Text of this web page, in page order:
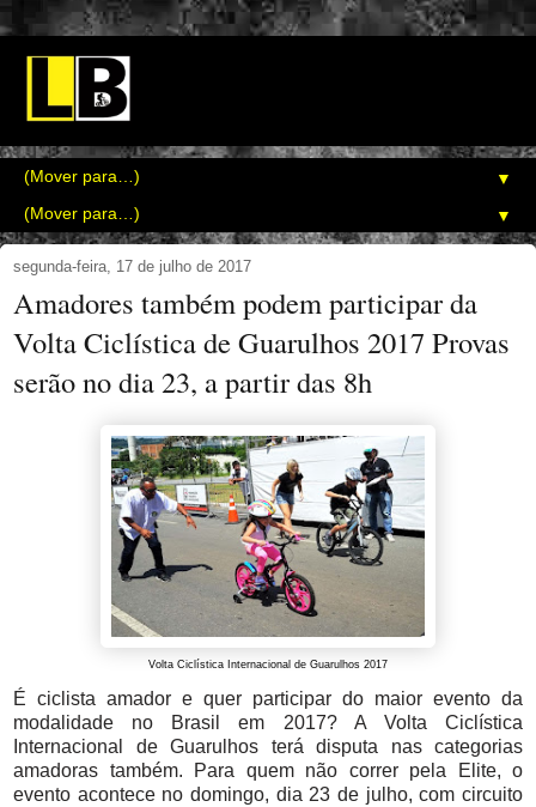
▼
▼
segunda-feira, 17 de julho de 2017
Amadores também podem participar da
Volta Ciclística de Guarulhos 2017 Provas
serão no dia 23, a partir das 8h
Volta Ciclística Internacional de Guarulhos 2017
É ciclista amador e quer participar do maior evento da
modalidade no Brasil em 2017? A Volta Ciclística
Internacional de Guarulhos terá disputa nas categorias
amadoras também. Para quem não correr pela Elite, o
evento acontece no domingo, dia 23 de julho, com circuito